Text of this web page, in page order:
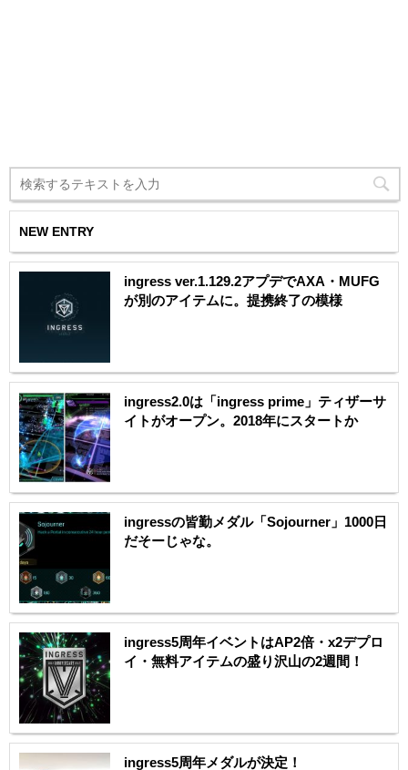
NEW ENTRY
ingress ver.1.129.2アプデでAXA・MUFG
が別のアイテムに。提携終了の模様
ingress2.0は「ingress prime」ティザーサ
イトがオープン。2018年にスタートか
ingressの皆勤メダル「Sojourner」1000日
だそーじゃな。
ingress5周年イベントはAP2倍・x2デプロ
イ・無料アイテムの盛り沢山の2週間！
ingress5周年メダルが決定！